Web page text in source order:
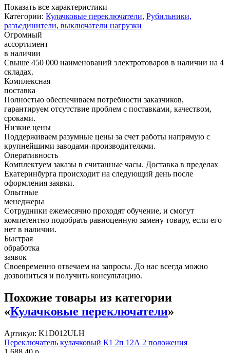
Показать все характеристики
Категории: Кулачковые переключатели, Рубильники,
разъединители, выключатели нагрузки
Огромный
ассортимент
в наличии
Свыше 450 000 наименований электротоваров в наличии на 4
складах.
Комплексная
поставка
Полностью обеспечиваем потребности заказчиков,
гарантируем отсутствие проблем с поставками, качеством,
сроками.
Низкие цены
Поддерживаем разумные цены за счет работы напрямую с
крупнейшими заводами-производителями.
Оперативность
Комплектуем заказы в считанные часы. Доставка в пределах
Екатеринбурга происходит на следующий день после
оформления заявки.
Опытные
менеджеры
Сотрудники ежемесячно проходят обучение, и смогут
компетентно подобрать равноценную замену товару, если его
нет в наличии.
Быстрая
обработка
заявок
Своевременно отвечаем на запросы. До нас всегда можно
дозвониться и получить консультацию.
Похожие товары из категории
«Кулачковые переключатели»
Артикул: K1D012ULH
Переключатель кулачковый К1 2п 12А 2 положения